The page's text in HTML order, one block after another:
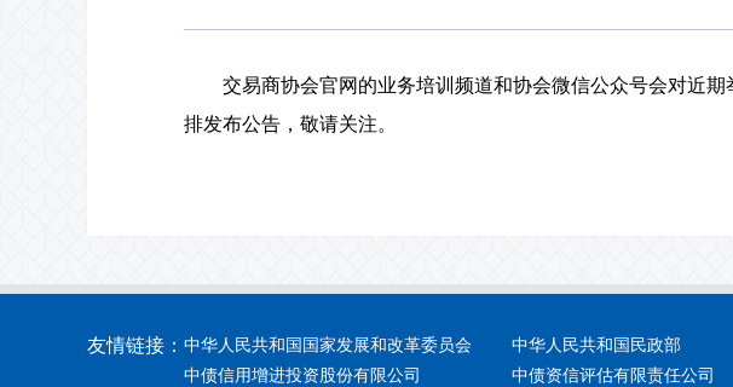
交易商协会官网的业务培训频道和协会微信公众号会对近期
排发布公告，敬请关注。
友情链接： 中华人民共和国国家发展和改革委员会
中债信用增进投资股份有限公司
中华人民共和国民政部
中债资信评估有限责任公司